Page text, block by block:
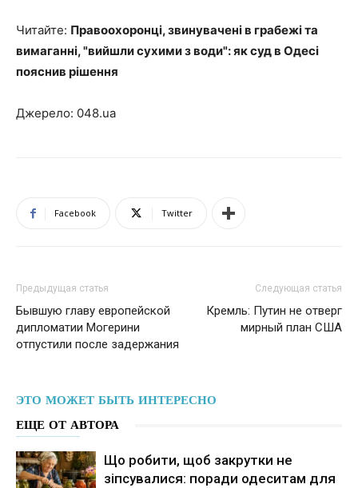
Читайте: Правоохоронці, звинувачені в грабежі та
вимаганні, "вийшли сухими з води": як суд в Одесі
пояснив рішення
Джерело: 048.ua
Facebook Twitter
Предыдущая статья
Бывшую главу европейской
дипломатии Могерини
отпустили после задержания
Следующая статья
Кремль: Путин не отверг
мирный план США
ЭТО МОЖЕТ БЫТЬ ИНТЕРЕСНО
ЕЩЕ ОТ АВТОРА
Що робити, щоб закрутки не
зіпсувалися: поради одеситам для